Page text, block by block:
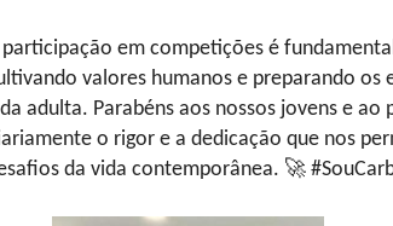
participação em competições é
valores humanos e preparando os
adulta. Parabéns aos nossos jovens e
o rigor e a dedicação que nos
da vida contemporânea. 🚀